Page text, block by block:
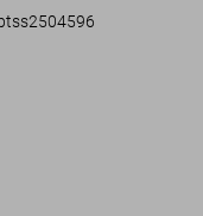
in elke outfit kunt